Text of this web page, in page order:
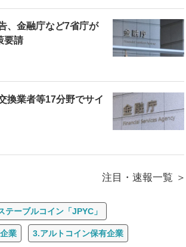
、金融庁など7省庁が
要請
換業者等17分野でサイ
注目・速報一覧
テーブルコイン「JPYC」
業 3.アルトコイン保有企業